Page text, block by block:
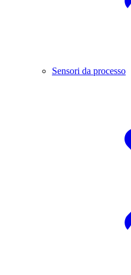
Sensori da processo